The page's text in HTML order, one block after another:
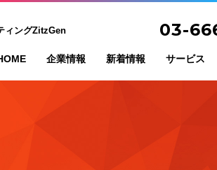
ィングZitzGen 03-
企業情報
新着情報
サービス